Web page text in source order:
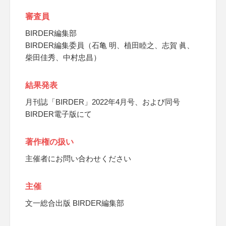
審査員
BIRDER編集部
BIRDER編集委員（石亀 明、植田睦之、志賀 眞、
柴田佳秀、中村忠昌）
結果発表
月刊誌「BIRDER」2022年4月号、および同号
BIRDER電子版にて
著作権の扱い
主催者にお問い合わせください
主催
文一総合出版 BIRDER編集部